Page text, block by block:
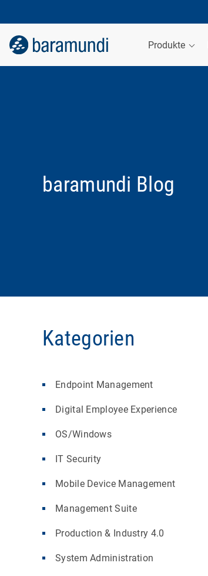
Produkte
baramundi Blog
Kategorien
Endpoint Management
Digital Employee Experience
OS/Windows
IT Security
Mobile Device Management
Management Suite
Production & Industry 4.0
System Administration